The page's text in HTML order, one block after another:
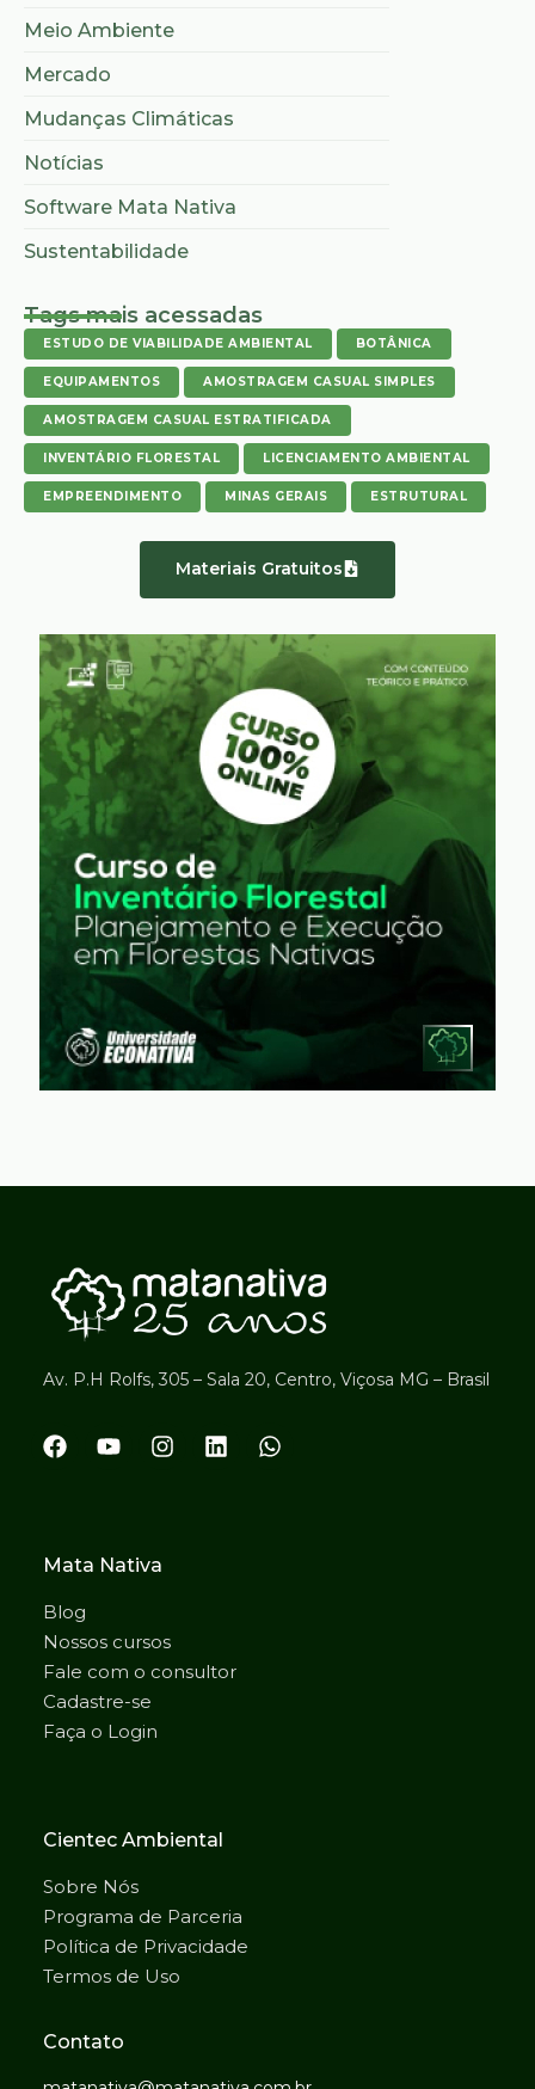
Meio Ambiente
Mercado
Mudanças Climáticas
Notícias
Software Mata Nativa
Sustentabilidade
Tags mais acessadas
ESTUDO DE VIABILIDADE AMBIENTAL BOTÂNICA
EQUIPAMENTOS AMOSTRAGEM CASUAL SIMPLES
AMOSTRAGEM CASUAL ESTRATIFICADA
INVENTÁRIO FLORESTAL LICENCIAMENTO AMBIENTAL
EMPREENDIMENTO MINAS GERAIS ESTRUTURAL
Materiais Gratuitos
Av. P.H Rolfs, 305 – Sala 20, Centro, Viçosa MG – Brasil
Mata Nativa
Blog
Nossos cursos
Fale com o consultor
Cadastre-se
Faça o Login
Cientec Ambiental
Sobre Nós
Programa de Parceria
Política de Privacidade
Termos de Uso
Contato